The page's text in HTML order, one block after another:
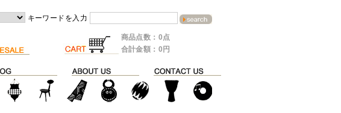
キーワードを入力
商品点数：0点
合計金額：0円